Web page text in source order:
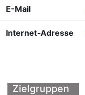
E-Mail
Internet‑Adresse
Zielgruppen